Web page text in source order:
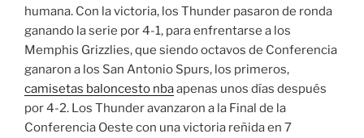
humana. Con la victoria, los Thunder pasaron de ronda
ganando la serie por 4-1, para enfrentarse a los
Memphis Grizzlies, que siendo octavos de Conferencia
ganaron a los San Antonio Spurs, los primeros,
camisetas baloncesto nbaapenas unos días después
por 4-2. Los Thunder avanzaron a la Final de la
Conferencia Oeste con una victoria reñida en 7